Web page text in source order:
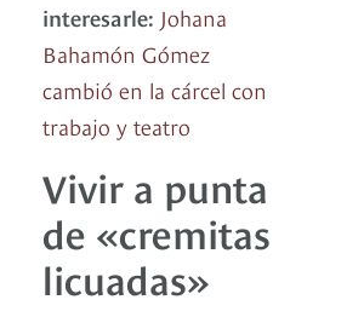
interesarle: Johana
Bahamón Gómez
cambió en la cárcel con
trabajo y teatro
Vivir a punta
de «cremitas
licuadas»